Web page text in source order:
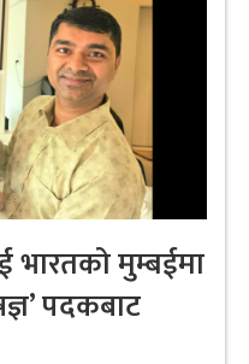
भारतको मुम्बईमा
पदकबाट